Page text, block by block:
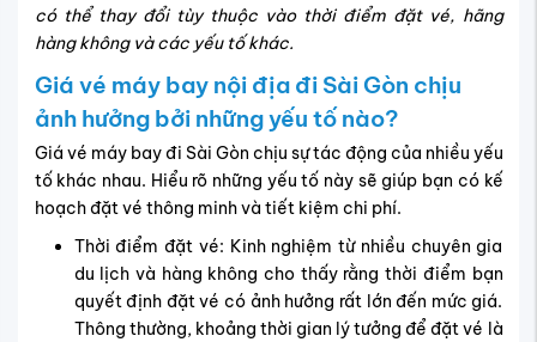
có thể thay đổi tùy thuộc vào thời điểm đặt vé, hãng
hàng không và các yếu tố khác.
Giá vé máy bay nội địa đi Sài Gòn chịu
ảnh hưởng bởi những yếu tố nào?
Giá vé máy bay đi Sài Gòn chịu sự tác động của nhiều yếu
tố khác nhau. Hiểu rõ những yếu tố này sẽ giúp bạn có kế
hoạch đặt vé thông minh và tiết kiệm chi phí.
Thời điểm đặt vé: Kinh nghiệm từ nhiều chuyên gia
du lịch và hàng không cho thấy rằng thời điểm bạn
quyết định đặt vé có ảnh hưởng rất lớn đến mức giá.
Thông thường, khoảng thời gian lý tưởng để đặt vé là